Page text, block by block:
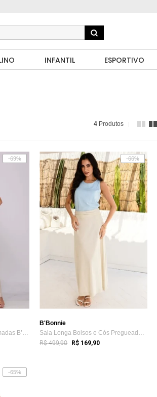
INFANTIL ESPORTIVO
4 Produtos
-69%
Saia Longa Viscose em Camadas B’Bonnie L...
-66%
B'Bonnie
Saia Longa Bolsos e Cós Pregueado B’Bonn...
R$ 499,90 R$ 169,90
-65%